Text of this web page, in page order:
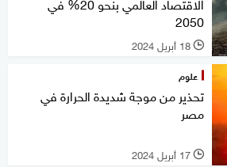
2050
l 18 أبريل 2024
علوم
تحذير من موجة شديدة الحرارة في
مصر
l 17 أبريل 2024